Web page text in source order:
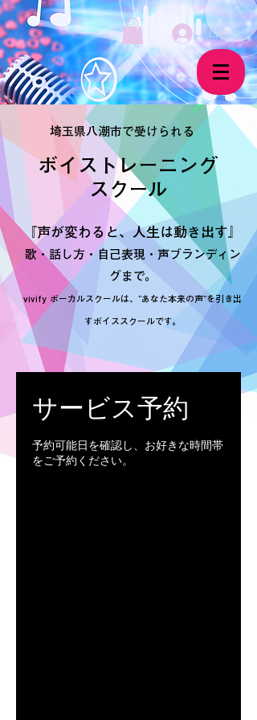
ログイン
埼玉県八潮市で受けられる
ボイストレーニング
​スクール
『声が変わると、人生は動き出す』
歌・話し方・自己表現・声ブランディン
グまで。
vivify ボーカルスクールは、“あなた本来の声”を引き出
すボイススクールです。
サービス予約
予約可能日を確認し、お好きな時間帯
をご予約ください。